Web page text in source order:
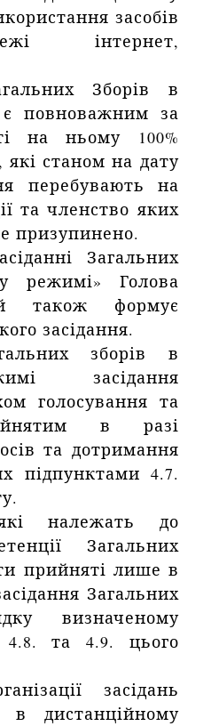
засобів
інтернет,
Зборів в
повноважним за
на ньому 100%
які станом на дату
перебувають на
та членство яких
призупинено.
Загальних
режимі» Голова
також формує
засідання.
зборів в
засідання
голосування та
в разі
та дотримання
підпунктами 4.7.
належать до
Загальних
прийняті лише в
Загальних
визначеному
4.8. та 4.9. цього
засідань
в дистанційному